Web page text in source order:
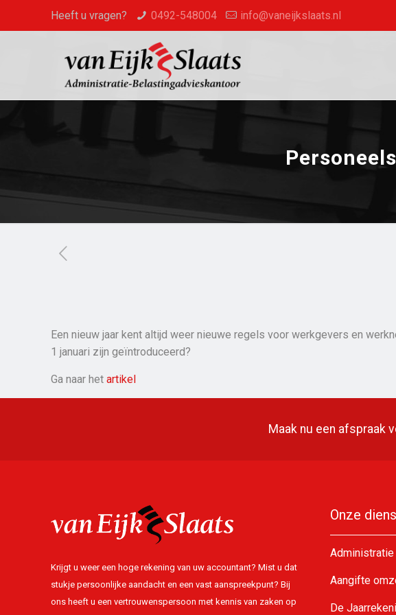
Heeft u vragen? 0492-548004 info@vaneijkslaats.nl
Een nieuw jaar kent altijd weer nieuwe regels voor werkgevers en
1 januari zijn geïntroduceerd?
Ga naar hetartikel
Maak nu een afspraak
Krijgt u weer een hoge rekening van uw accountant? Mist u dat
stukje persoonlijke aandacht en een vast aanspreekpunt? Bij
ons heeft u een vertrouwenspersoon met kennis van zaken op
Onze
Administratie
Aangifte
De